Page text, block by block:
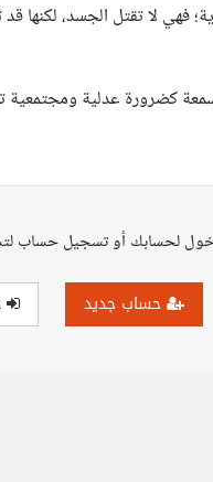
فهي لا تقتل الجسد،
كضرورة عدلية ومجتمعية
لحسابك أو تسجيل حساب
حساب جديد